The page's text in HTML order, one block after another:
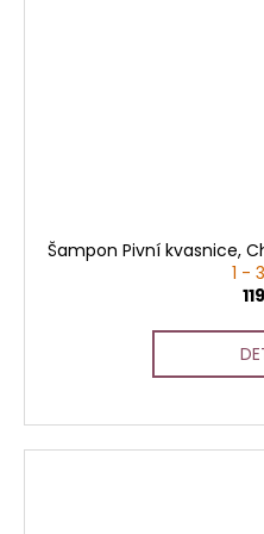
Šampon Pivní kvasnice,
1 -